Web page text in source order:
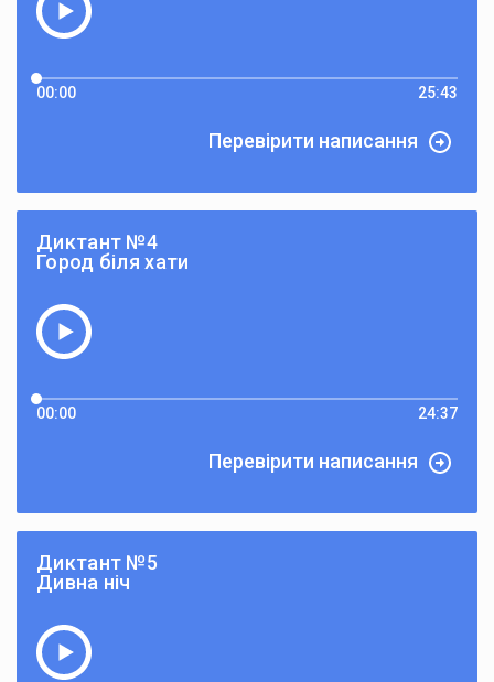
00:00 25:43
Перевірити написання
Диктант №4
Город біля хати
00:00 24:37
Перевірити написання
Диктант №5
Дивна ніч